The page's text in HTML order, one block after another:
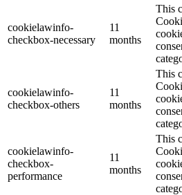
cookielawinfo-
checkbox-necessary
11
months
This
cookielawinfo-
checkbox-others
11
months
This
cookielawinfo-
checkbox-
performance
11
months
This